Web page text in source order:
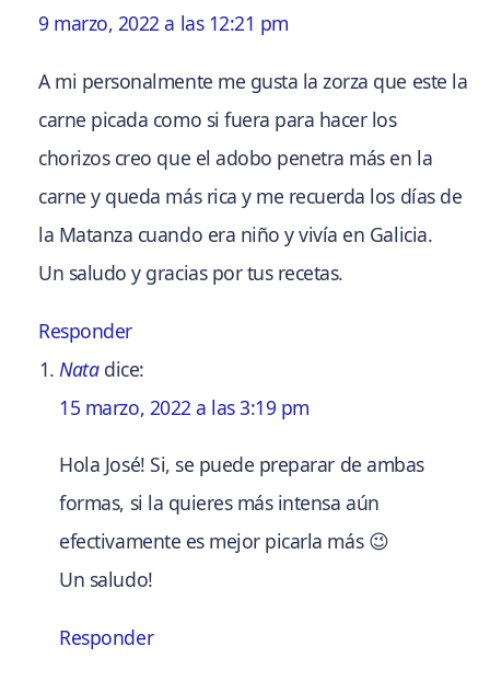
9 marzo, 2022 a las 12:21 pm
A mi personalmente me gusta la zorza que este la
carne picada como si fuera para hacer los
chorizos creo que el adobo penetra más en la
carne y queda más rica y me recuerda los días de
la Matanza cuando era niño y vivía en Galicia.
Un saludo y gracias por tus recetas.
Responder
Nata dice:
15 marzo, 2022 a las 3:19 pm
Hola José! Si, se puede preparar de ambas
formas, si la quieres más intensa aún
efectivamente es mejor picarla más 😉
Un saludo!
Responder